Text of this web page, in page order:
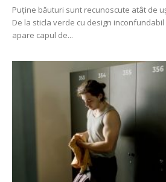
Puține băuturi sunt recunoscute atât de
De la sticla verde cu design
apare capul de...